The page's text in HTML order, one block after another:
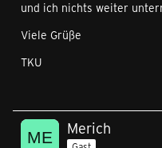
und ich nichts weiter
Viele Grüße
TKU
Merich